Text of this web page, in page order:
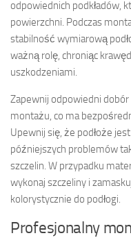
odpowiednich podkładów,
powierzchni. Podczas
stabilność wymiarową
ważną rolę, chroniąc
uszkodzeniami.
Zapewnij odpowiedni dobór
montażu, co ma
Upewnij się, że podłoże
późniejszych problemów
szczelin. W przypadku
wykonaj szczeliny i
kolorystycznie do podłogi.
Profesjonalny